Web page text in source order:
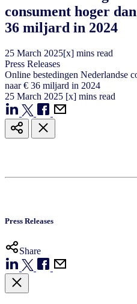
consument hoger
36 miljard in 2024
25 March 2025[x] mins read
Press Releases
Online bestedingen Nederlandse
naar € 36 miljard in 2024
25 March 2025 [x] mins read
Press Releases
Share